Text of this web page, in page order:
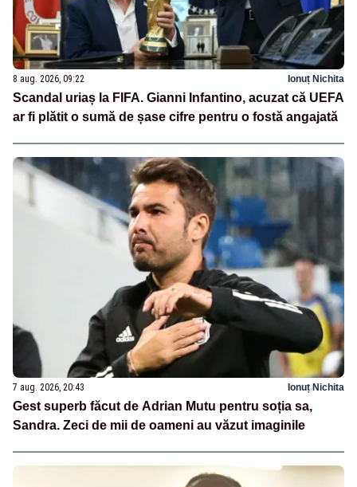
8 aug. 2026, 09:22 Ionuț Nichita
Scandal uriaș la FIFA. Gianni Infantino, acuzat că UEFA
ar fi plătit o sumă de șase cifre pentru o fostă angajată
7 aug. 2026, 20:43 Ionuț Nichita
Gest superb făcut de Adrian Mutu pentru soția sa,
Sandra. Zeci de mii de oameni au văzut imaginile